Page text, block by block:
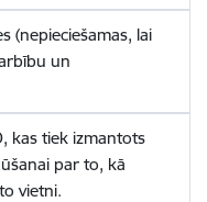
(nepieciešamas, lai
un
kas tiek izmantots
par to, kā
vietni.